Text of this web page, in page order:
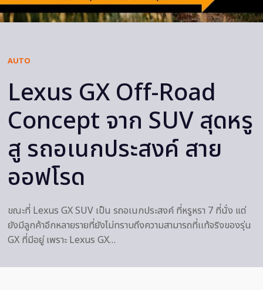
AUTO
Lexus GX Off-Road
Concept จาก SUV สุดหรู
สู รถอเนกประสงค์ สาย
ออฟโรด
ขณะที่ Lexus GX SUV เป็น รถอเนกประสงค์ ที่หรูหรา 7 ที่นั่ง แต่
ยังมีลูกค้าอีกหลายรายที่ยังไม่ทราบถึงความสามารถที่เเท้จริงของรุ่น
GX ที่มีอยู่ เพราะ Lexus GX…